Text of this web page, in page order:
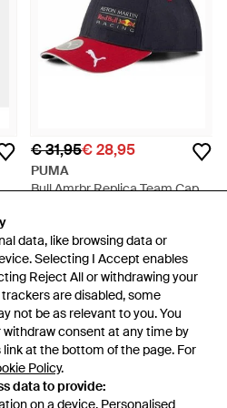
data, like browsing data or
Selecting I Accept enables
Reject All or withdrawing your
are disabled, some
not be as relevant to you. You
consent at any time by
at the bottom of the page. For
Policy.
data to provide:
on a device. Personalised
data, like browsing data or
Selecting I Accept enables
Reject All or withdrawing your
are disabled, some
not be as relevant to you. You
consent at any time by
at the bottom of the page. For
Policy.
data to provide:
on a device. Personalised
€ 31,95€ 28,95
PUMA
Bull Amrbr Replica Team Cap -
SALE